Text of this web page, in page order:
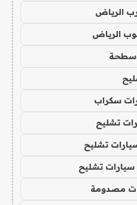
الرياض
الرياض
سطحة
سكراب
تشليح
تشليح
سيارات تشليح
مصدومة